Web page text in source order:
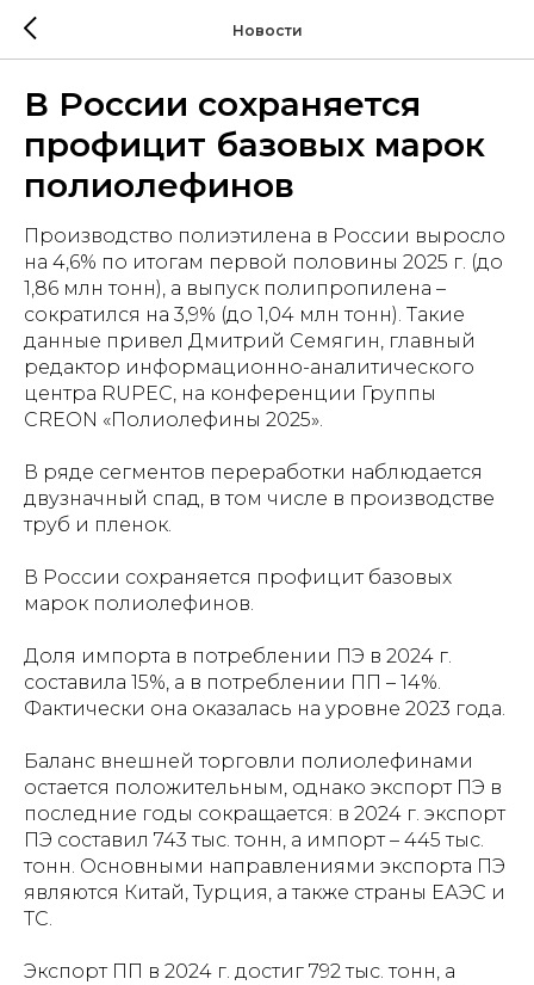
Новости
В России сохраняется
профицит базовых марок
полиолефинов
Производство полиэтилена в России выросло
на 4,6% по итогам первой половины 2025 г. (до
1,86 млн тонн), а выпуск полипропилена –
сократился на 3,9% (до 1,04 млн тонн). Такие
данные привел Дмитрий Семягин, главный
редактор информационно-аналитического
центра RUPEC, на конференции Группы
CREON «Полиолефины 2025».
В ряде сегментов переработки наблюдается
двузначный спад, в том числе в производстве
труб и пленок.
В России сохраняется профицит базовых
марок полиолефинов.
Доля импорта в потреблении ПЭ в 2024 г.
составила 15%, а в потреблении ПП – 14%.
Фактически она оказалась на уровне 2023 года.
Баланс внешней торговли полиолефинами
остается положительным, однако экспорт ПЭ в
последние годы сокращается: в 2024 г. экспорт
ПЭ составил 743 тыс. тонн, а импорт – 445 тыс.
тонн. Основными направлениями экспорта ПЭ
являются Китай, Турция, а также страны ЕАЭС и
ТС.
Экспорт ПП в 2024 г. достиг 792 тыс. тонн, а